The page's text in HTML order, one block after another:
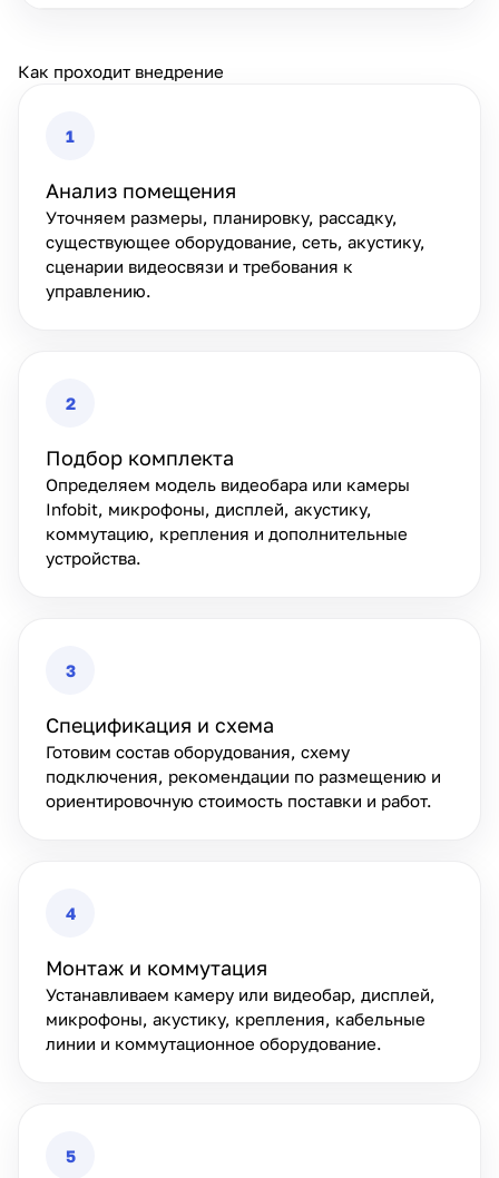
Как проходит внедрение
1
Анализ помещения
Уточняем размеры, планировку, рассадку,
существующее оборудование, сеть, акустику,
сценарии видеосвязи и требования к
управлению.
2
Подбор комплекта
Определяем модель видеобара или камеры
Infobit, микрофоны, дисплей, акустику,
коммутацию, крепления и дополнительные
устройства.
3
Спецификация и схема
Готовим состав оборудования, схему
подключения, рекомендации по размещению и
ориентировочную стоимость поставки и работ.
4
Монтаж и коммутация
Устанавливаем камеру или видеобар, дисплей,
микрофоны, акустику, крепления, кабельные
линии и коммутационное оборудование.
5